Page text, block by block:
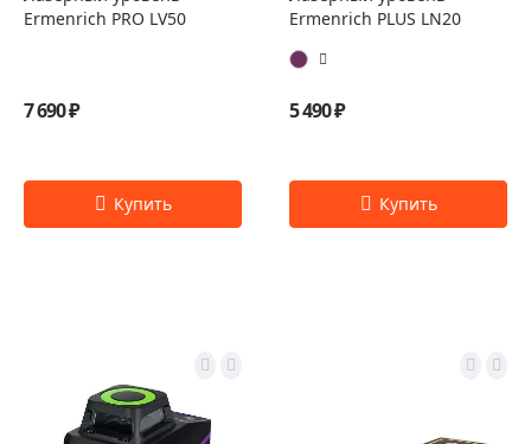
Ermenrich PRO LV50
7 690 ₽
Ermenrich PLUS LN20
5 490 ₽